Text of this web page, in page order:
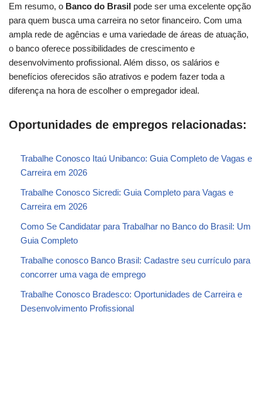
Em resumo, o Banco do Brasil pode ser uma excelente opção
para quem busca uma carreira no setor financeiro. Com uma
ampla rede de agências e uma variedade de áreas de atuação,
o banco oferece possibilidades de crescimento e
desenvolvimento profissional. Além disso, os salários e
benefícios oferecidos são atrativos e podem fazer toda a
diferença na hora de escolher o empregador ideal.
Oportunidades de empregos relacionadas:
Trabalhe Conosco Itaú Unibanco: Guia Completo de Vagas e
Carreira em 2026
Trabalhe Conosco Sicredi: Guia Completo para Vagas e
Carreira em 2026
Como Se Candidatar para Trabalhar no Banco do Brasil: Um
Guia Completo
Trabalhe conosco Banco Brasil: Cadastre seu currículo para
concorrer uma vaga de emprego
Trabalhe Conosco Bradesco: Oportunidades de Carreira e
Desenvolvimento Profissional